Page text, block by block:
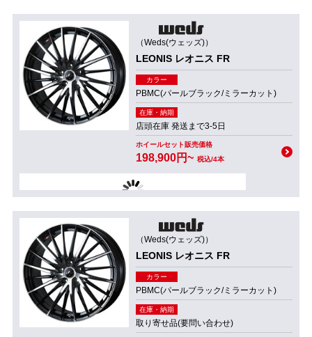
（Weds(ウェッズ)）
LEONIS レオニス FR
カラー
PBMC(パールブラック/ミラーカット)
在庫・納期
店頭在庫 発送まで3-5日
ホイールセット販売価格
198,900円~ 税込/4本
（Weds(ウェッズ)）
LEONIS レオニス FR
カラー
PBMC(パールブラック/ミラーカット)
在庫・納期
取り寄せ品(要問い合わせ)